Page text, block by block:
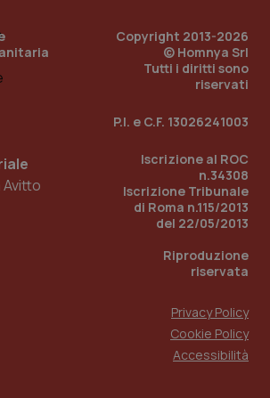
Avitto
Copyright 2013-2026
© Homnya Srl
Tutti i diritti sono
riservati
P.I. e C.F. 13026241003
Iscrizione al ROC
n.34308
Iscrizione Tribunale
di Roma n.115/2013
del 22/05/2013
Riproduzione
riservata
Privacy Policy
Cookie Policy
Accessibilità
.quotidianosanita.it
1
mese
Scadenza
Scadenza